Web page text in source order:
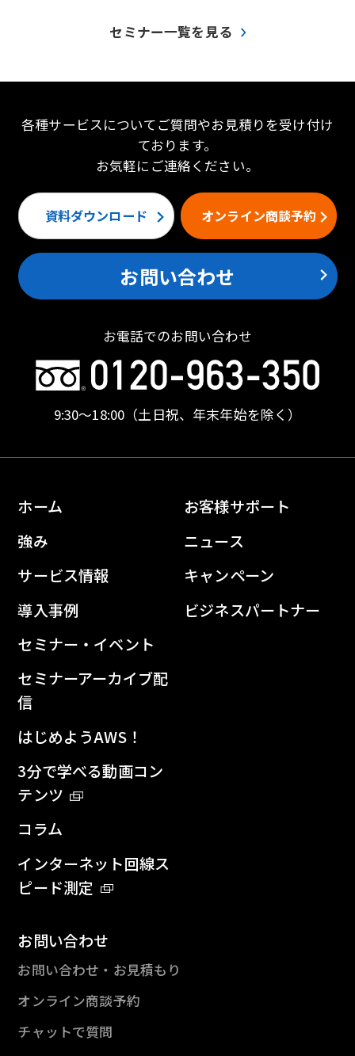
セミナー一覧を見る
各種サービスについてご質問やお見積りを受け付け
ております。
お気軽にご連絡ください。
資料ダウンロード オンライン商談予約
お問い合わせ
お電話でのお問い合わせ
9:30〜18:00 （土日祝、年末年始を除く）
ホーム
強み
サービス情報
導入事例
セミナー・イベント
セミナーアーカイブ配
信
はじめようAWS！
3分で学べる動画コン
テンツ
コラム
インターネット回線ス
ピード測定
お客様サポート
ニュース
キャンペーン
ビジネスパートナー
お問い合わせ
お問い合わせ・お見積もり
オンライン商談予約
チャットで質問